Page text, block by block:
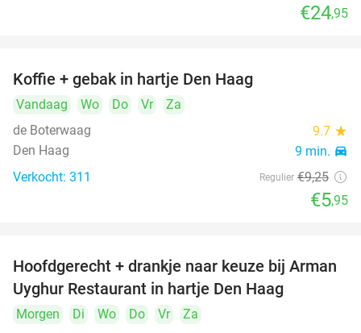
€24,95
Koffie + gebak in hartje Den Haag
Vandaag Wo Do Vr
Za
de Boterwaag
9.7 star
Den Haag 9 min. directions_car
Verkocht: 311 Regulier €9,25
€5,95
30%
Hoofdgerecht + drankje naar keuze bij Arman
Uyghur Restaurant in hartje Den Haag
Morgen Di Wo Do Vr
Za